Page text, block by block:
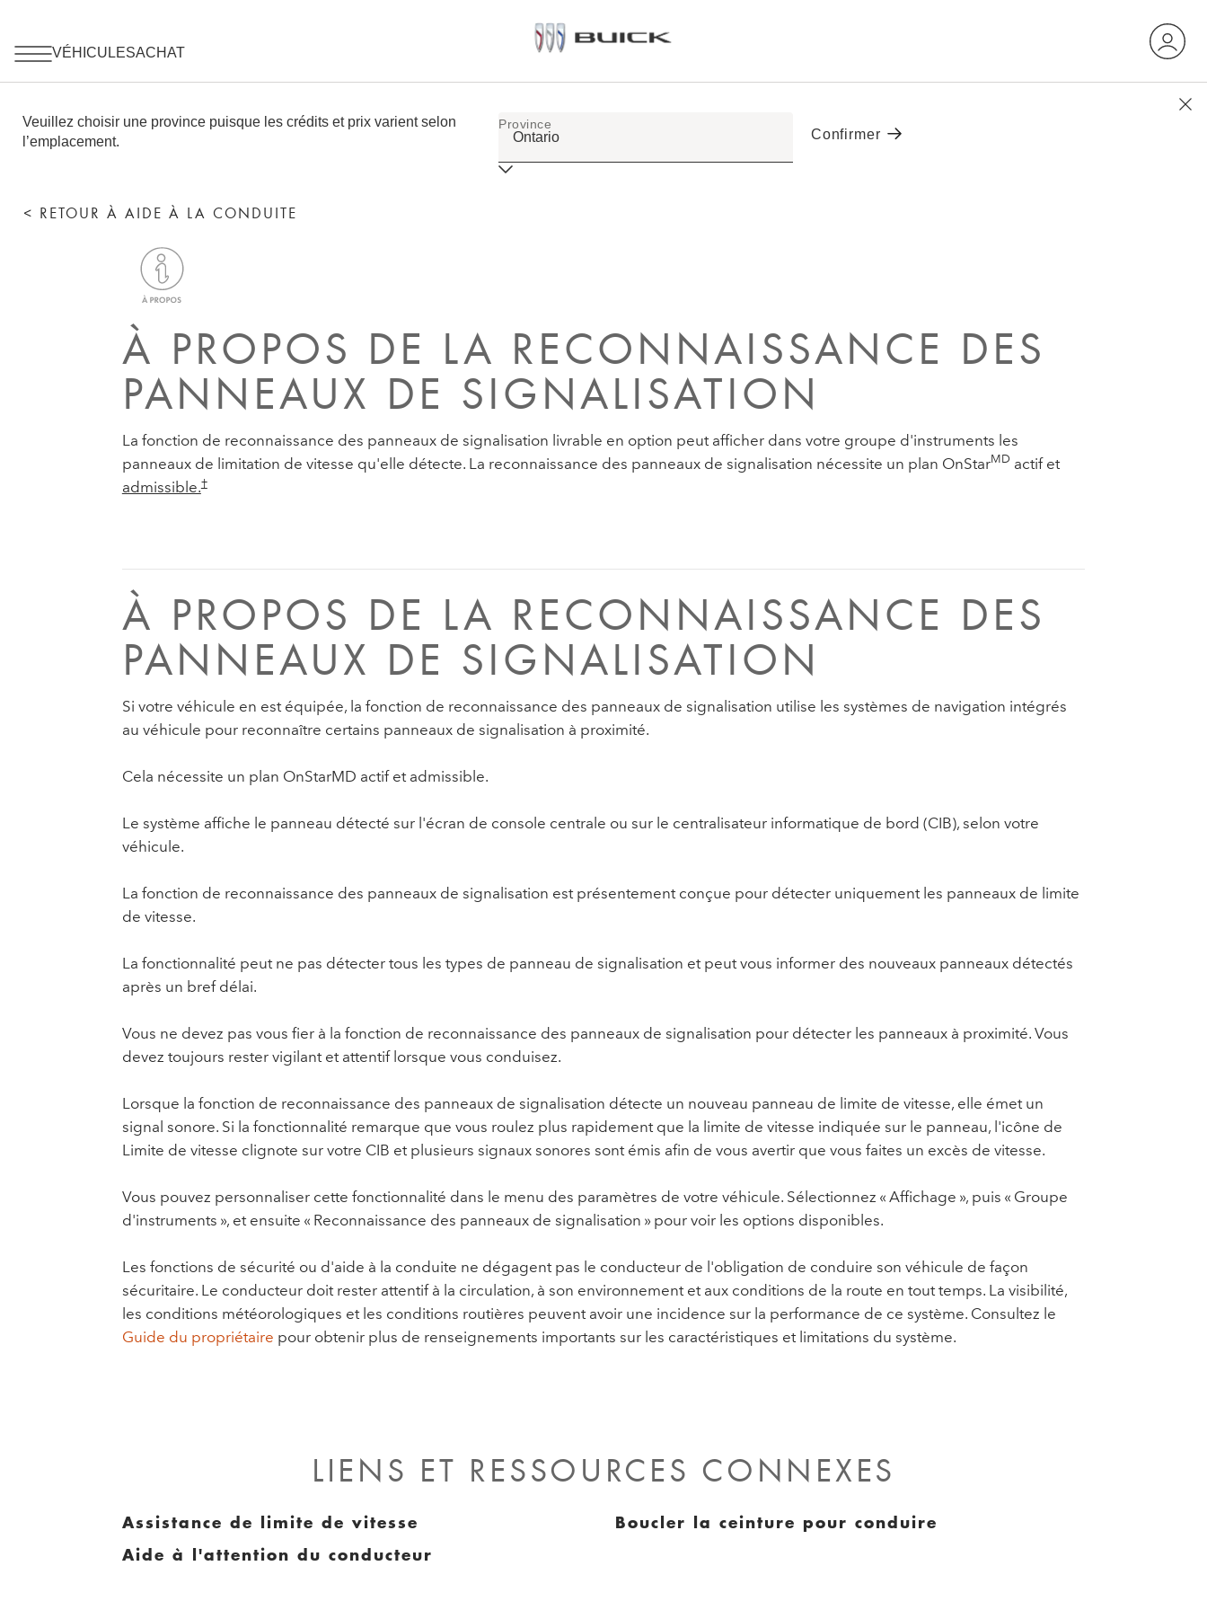
< RETOUR À AIDE À LA CONDUITE
À PROPOS DE LA RECONNAISSANCE DES
PANNEAUX DE SIGNALISATION
La fonction de reconnaissance des panneaux de signalisation livrable en option peut afficher dans votre groupe d'instruments les
panneaux de limitation de vitesse qu'elle détecte. La reconnaissance des panneaux de signalisation nécessite un plan OnStarMD actif et
admissible.†
À PROPOS DE LA RECONNAISSANCE DES
PANNEAUX DE SIGNALISATION
Si votre véhicule en est équipée, la fonction de reconnaissance des panneaux de signalisation utilise les systèmes de navigation intégrés
au véhicule pour reconnaître certains panneaux de signalisation à proximité.
Cela nécessite un plan OnStarMD actif et admissible.
Le système affiche le panneau détecté sur l'écran de console centrale ou sur le centralisateur informatique de bord (CIB), selon votre
véhicule.
La fonction de reconnaissance des panneaux de signalisation est présentement conçue pour détecter uniquement les panneaux de limite
de vitesse.
La fonctionnalité peut ne pas détecter tous les types de panneau de signalisation et peut vous informer des nouveaux panneaux détectés
après un bref délai.
Vous ne devez pas vous fier à la fonction de reconnaissance des panneaux de signalisation pour détecter les panneaux à proximité. Vous
devez toujours rester vigilant et attentif lorsque vous conduisez.
Lorsque la fonction de reconnaissance des panneaux de signalisation détecte un nouveau panneau de limite de vitesse, elle émet un
signal sonore. Si la fonctionnalité remarque que vous roulez plus rapidement que la limite de vitesse indiquée sur le panneau, l'icône de
Limite de vitesse clignote sur votre CIB et plusieurs signaux sonores sont émis afin de vous avertir que vous faites un excès de vitesse.
Vous pouvez personnaliser cette fonctionnalité dans le menu des paramètres de votre véhicule. Sélectionnez « Affichage », puis « Groupe
d'instruments », et ensuite « Reconnaissance des panneaux de signalisation » pour voir les options disponibles.
Les fonctions de sécurité ou d'aide à la conduite ne dégagent pas le conducteur de l'obligation de conduire son véhicule de façon
sécuritaire. Le conducteur doit rester attentif à la circulation, à son environnement et aux conditions de la route en tout temps. La visibilité,
les conditions météorologiques et les conditions routières peuvent avoir une incidence sur la performance de ce système. Consultez le
Guide du propriétaire pour obtenir plus de renseignements importants sur les caractéristiques et limitations du système.
LIENS ET RESSOURCES CONNEXES
Assistance de limite de vitesse
Aide à l'attention du conducteur
Boucler la ceinture pour conduire